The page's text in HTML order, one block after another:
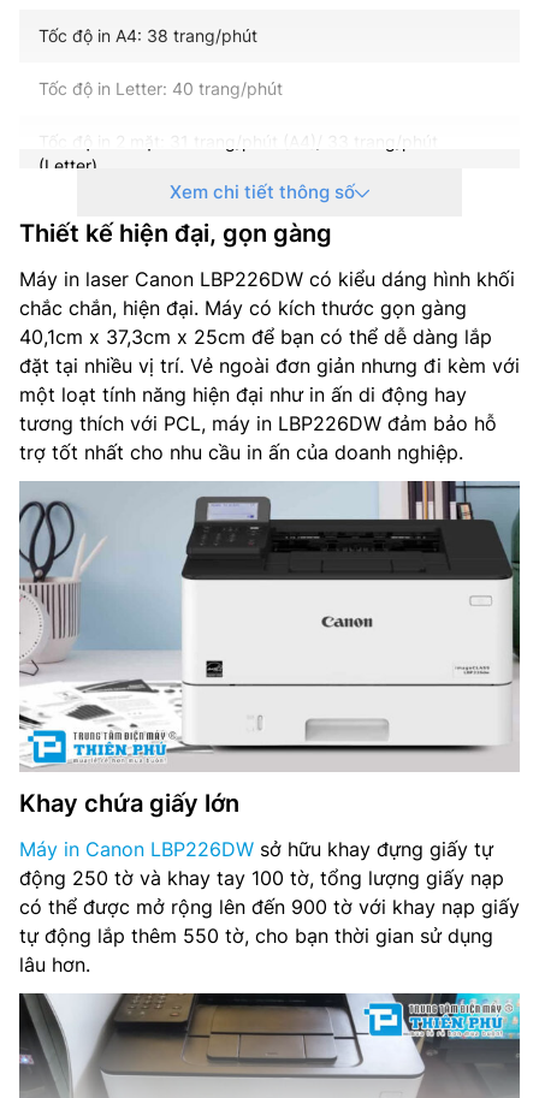
Tốc độ in A4: 38 trang/phút
Tốc độ in Letter: 40 trang/phút
Tốc độ in 2 mặt: 31 trang/phút (A4)/ 33 trang/phút
(Letter)
Độ phân giải khi in: 600 x 600 dpi
Độ phân giải với Công nghệ Làm mịn Hình ảnh: 1.200 (eq.)
x 1.200dpi (eq.)
Thời gian làm nóng máy (Từ lúc bật nguồn): 14 giây hoặc
ít hơn
A4: Xấp xỉ 5,5 giây
Letter:Xấp xỉ 5,4 giây
Thời gian khôi phục (Từ chế độ Nghỉ): 4,0 giây hoặc ít hơn
Ngôn ngữ in: UFR II, PCL 6 , Adobe® PostScript® 3™
In đảo mặt tự động: Tiêu chuẩn
Khổ giấy cho phép in đảo mặt tự động: A4, Letter, Legal,
Foolscap, Indian Legal
Lề in: 5mm – Trên, Dưới, Phải, Trái (Bao thư: 10mm)
Tính năng in: Poster, Booklet, Watermark, Page Composer,
Toner Saver
Khay Cassette tiêu chuẩn: 250 tờ
Khay Đa mục đích: 100 tờ
Khay nạp giấy gắn ngoài: 550 tờ
Tổng lượng giấy nạp tối đa: 900 tờ
Xem chi tiết thông số
Thiết kế hiện đại, gọn gàng
Máy in laser Canon LBP226DW có kiểu dáng hình khối
chắc chắn, hiện đại. Máy có kích thước gọn gàng
40,1cm x 37,3cm x 25cm để bạn có thể dễ dàng lắp
đặt tại nhiều vị trí. Vẻ ngoài đơn giản nhưng đi kèm với
một loạt tính năng hiện đại như in ấn di động hay
tương thích với PCL, máy in LBP226DW đảm bảo hỗ
trợ tốt nhất cho nhu cầu in ấn của doanh nghiệp.
Khay chứa giấy lớn
Máy in Canon LBP226DW sở hữu khay đựng giấy tự
động 250 tờ và khay tay 100 tờ, tổng lượng giấy nạp
có thể được mở rộng lên đến 900 tờ với khay nạp giấy
tự động lắp thêm 550 tờ, cho bạn thời gian sử dụng
lâu hơn.